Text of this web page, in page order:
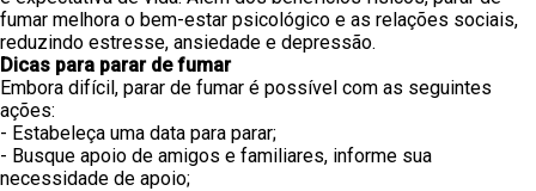
fumar melhora o bem-estar psicológico e as relações sociais,
reduzindo estresse, ansiedade e depressão.
Dicas para parar de fumar
Embora difícil, parar de fumar é possível com as seguintes
ações:
- Estabeleça uma data para parar;
- Busque apoio de amigos e familiares, informe sua
necessidade de apoio;